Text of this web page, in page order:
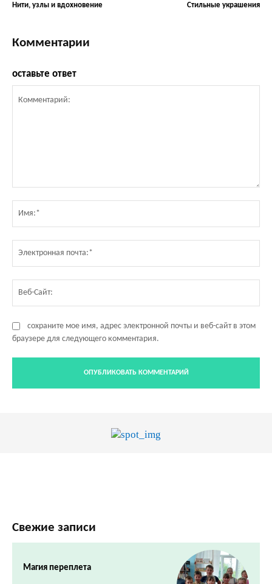
Нити, узлы и вдохновение Стильные украшения
Комментарии
оставьте ответ
сохраните мое имя, адрес электронной почты и веб-сайт в этом
браузере для следующего комментария.
Свежие записи
Магия переплета